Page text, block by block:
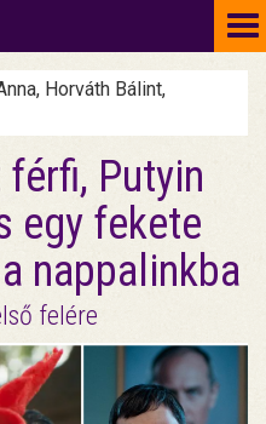
Horváth Bálint,
Putyin
egy fekete
nappalinkba
felére